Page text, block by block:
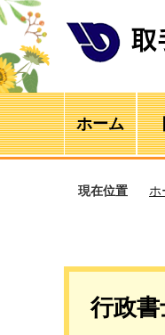
ホーム
現在位置 ホ
行政